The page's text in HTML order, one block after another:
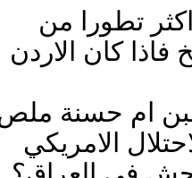
تطورا من
كان الاردن
ام حسنة
الامريكي